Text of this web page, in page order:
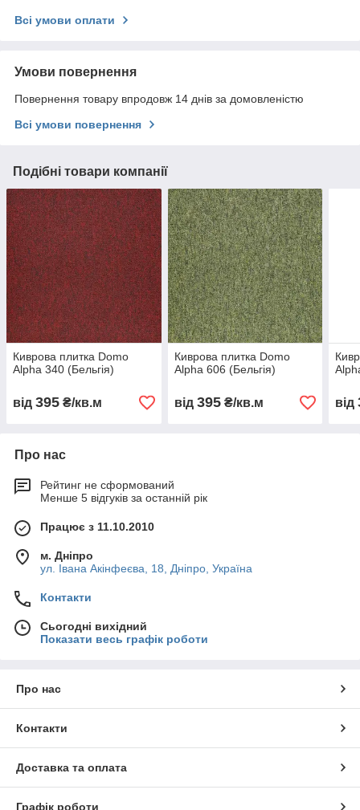
Всі умови оплати
Умови повернення
Повернення товару впродовж 14 днів за домовленістю
Всі умови повернення
Подібні товари компанії
Киврова плитка Domo
Alpha 340 (Бельгія)
від 395 ₴/кв.м
Киврова плитка Domo
Alpha 606 (Бельгія)
від 395₴/кв.м від
Про нас
Рейтинг не сформований
Менше 5 відгуків за останній рік
Працює з 11.10.2010
м. Дніпро
ул. Івана Акінфеєва, 18, Дніпро, Україна
Контакти
Сьогодні вихідний
Показати весь графік роботи
Про нас
Контакти
Доставка та оплата
Графік роботи